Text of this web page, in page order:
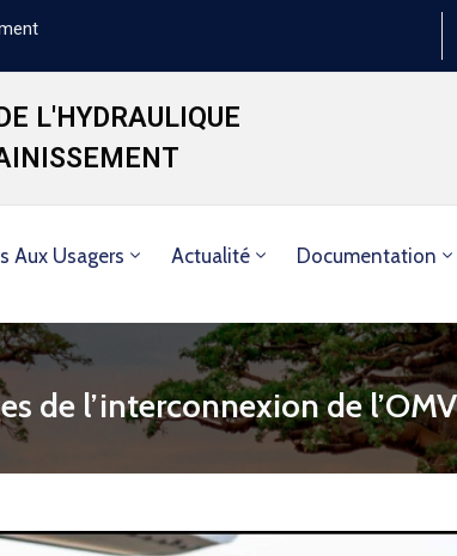
L'HYDRAULIQUE
Aux Usagers Actualité Documentation
de l’interconnexion de